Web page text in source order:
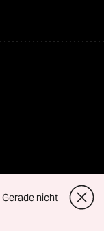
Gerade nicht